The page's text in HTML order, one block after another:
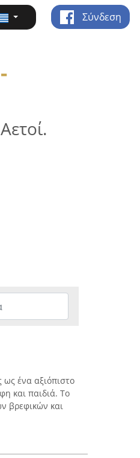
Σύνδεση
ως ένα αξιόπιστο
και παιδιά. Το
βρεφικών και